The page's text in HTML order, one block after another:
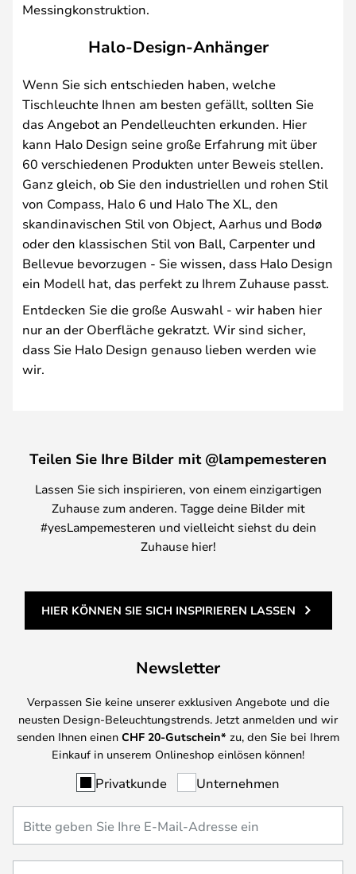
Messingkonstruktion.
Halo-Design-Anhänger
Wenn Sie sich entschieden haben, welche
Tischleuchte Ihnen am besten gefällt, sollten Sie
das Angebot an Pendelleuchten erkunden. Hier
kann Halo Design seine große Erfahrung mit über
60 verschiedenen Produkten unter Beweis stellen.
Ganz gleich, ob Sie den industriellen und rohen Stil
von Compass, Halo 6 und Halo The XL, den
skandinavischen Stil von Object, Aarhus und Bodø
oder den klassischen Stil von Ball, Carpenter und
Bellevue bevorzugen - Sie wissen, dass Halo Design
ein Modell hat, das perfekt zu Ihrem Zuhause passt.
Entdecken Sie die große Auswahl - wir haben hier
nur an der Oberfläche gekratzt. Wir sind sicher,
dass Sie Halo Design genauso lieben werden wie
wir.
Teilen Sie Ihre Bilder mit @lampemesteren
Lassen Sie sich inspirieren, von einem einzigartigen
Zuhause zum anderen. Tagge deine Bilder mit
#yesLampemesteren und vielleicht siehst du dein
Zuhause hier!
HIER KÖNNEN SIE SICH INSPIRIEREN LASSEN
Newsletter
Verpassen Sie keine unserer exklusiven Angebote und die
neusten Design-Beleuchtungstrends. Jetzt anmelden und wir
senden Ihnen einen CHF 20-Gutschein* zu, den Sie bei Ihrem
Einkauf in unserem Onlineshop einlösen können!
Privatkunde Unternehmen